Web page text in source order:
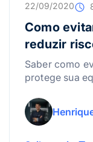
22/09/2020
Como
reduzir
Saber como
protege sua
riscos.